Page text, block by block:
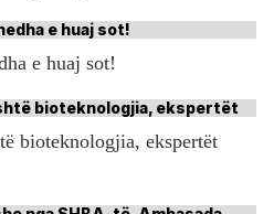
e huaj sot!
bioteknologjia, ekspertët